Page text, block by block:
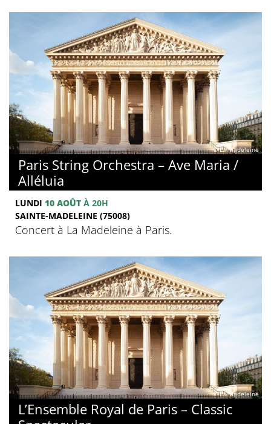
© La Madeleine
Paris String Orchestra – Ave Maria /
Alléluia
LUNDI 10 AOÛT À 20H
SAINTE-MADELEINE (75008)
Concert à La Madeleine à Paris.
© La Madeleine
L’Ensemble Royal de Paris – Classic